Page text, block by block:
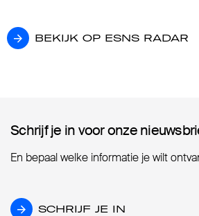
BEKIJK OP ESNS RADAR
BEKIJK OP ESNS RADAR
Schrijf je in voor onze
Schrijf je in voor onze
En bepaal welke informatie je wilt
SCHRIJF JE IN
SCHRIJF JE IN